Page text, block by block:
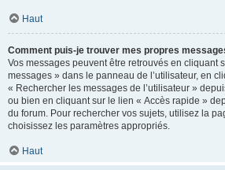
Haut
Comment puis-je trouver mes propres
Vos messages peuvent être retrouvés en cliquant
messages » dans le panneau de l’utilisateur, en
« Rechercher les messages de l’utilisateur »
ou bien en cliquant sur le lien « Accès rapide »
du forum. Pour rechercher vos sujets, utilisez la
choisissez les paramètres appropriés.
Haut